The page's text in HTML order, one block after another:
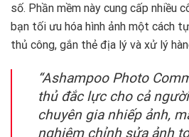
số. Phần mềm này cung cấp nhiều
bạn tối ưu hóa hình ảnh một cách
thủ công, gắn thẻ địa lý và xử lý
“Ashampoo Photo
thủ đắc lực cho cả
chuyên gia nhiếp ảnh,
nghiệm chỉnh sửa ảnh